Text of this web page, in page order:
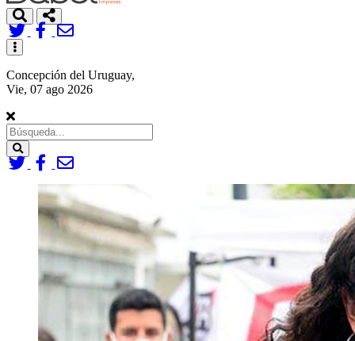
Toggle
navigation
Concepción del Uruguay,
Vie, 07 ago 2026
Search